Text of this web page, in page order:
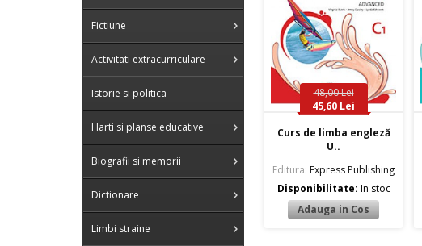
Fictiune
Activitati extracurriculare
Istorie si politica
Harti si planse educative
Biografii si memorii
Dictionare
Limbi straine
48,00 Lei
45,60 Lei
Curs de limba engleză
U..
Editura: Express Publishing
Disponibilitate: In stoc